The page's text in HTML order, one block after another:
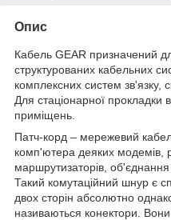
Опис
Кабель GEAR призначений
структурованих кабельних
комплексних систем зв'язку,
Для стаціонарної прокладки
приміщень.
Патч-корд – мережевий
комп'ютера деяких модемів,
маршрутизаторів,
Такий комутаційний шнур є
двох сторін абсолютно
називаються конектори.